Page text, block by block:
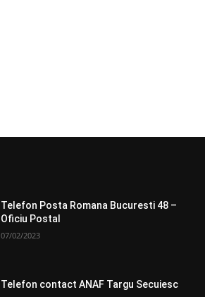
Telefon Posta Romana Bucuresti 48 –
Oficiu Postal
07/02/2023
Telefon contact ANAF Targu Secuiesc